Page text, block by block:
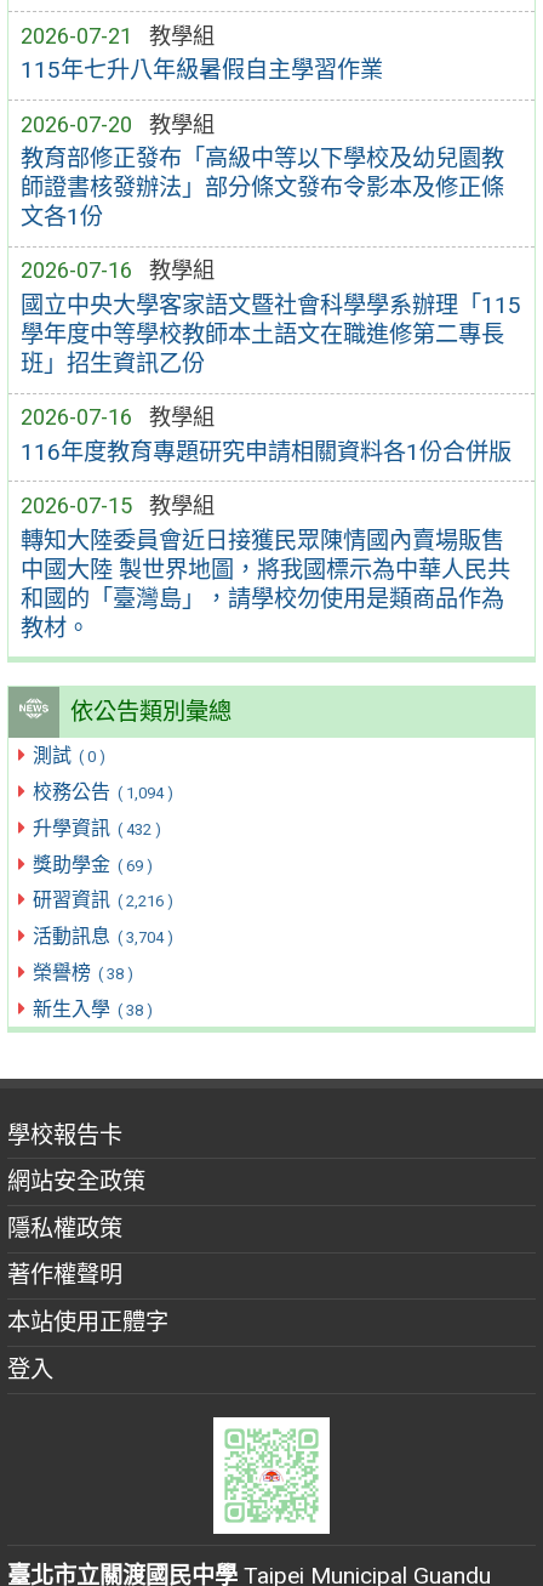
2026-07-21 教學組
115年七升八年級暑假自主學習作業
2026-07-20 教學組
教育部修正發布「高級中等以下學校及幼兒園教
師證書核發辦法」部分條文發布令影本及修正條
文各1份
2026-07-16 教學組
國立中央大學客家語文暨社會科學學系辦理「115
學年度中等學校教師本土語文在職進修第二專長
班」招生資訊乙份
2026-07-16 教學組
116年度教育專題研究申請相關資料各1份合併版
2026-07-15 教學組
轉知大陸委員會近日接獲民眾陳情國內賣場販售
中國大陸 製世界地圖，將我國標示為中華人民共
和國的「臺灣島」，請學校勿使用是類商品作為
教材。
依公告類別彙總
測試 ( 0 )
校務公告 ( 1,094 )
升學資訊 ( 432 )
獎助學金 ( 69 )
研習資訊 ( 2,216 )
活動訊息 ( 3,704 )
榮譽榜 ( 38 )
新生入學 ( 38 )
學校報告卡
網站安全政策
隱私權政策
著作權聲明
本站使用正體字
登入
臺北市立關渡國民中學 Taipei Municipal Guandu